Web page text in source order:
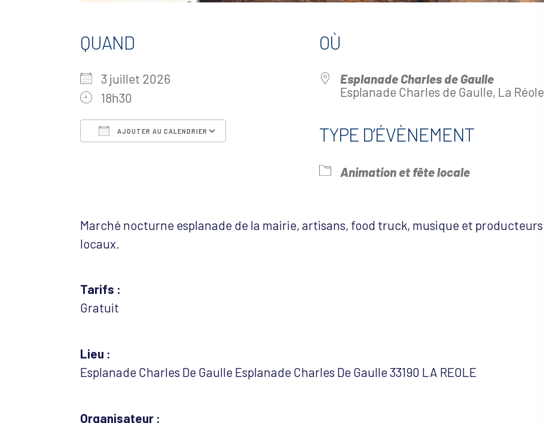
QUAND
3 juillet 2026
18h30
AJOUTER AU CALENDRIER
OÙ
Esplanade Charles de Gaulle
Esplanade Charles de Gaulle, La Réole
TYPE D’ÉVÈNEMENT
Animation et fête locale
Marché nocturne esplanade de la mairie, artisans, food truck, musique et producteurs
locaux.
Tarifs :
Gratuit
Lieu :
Esplanade Charles De Gaulle Esplanade Charles De Gaulle 33190 LA REOLE
Organisateur :